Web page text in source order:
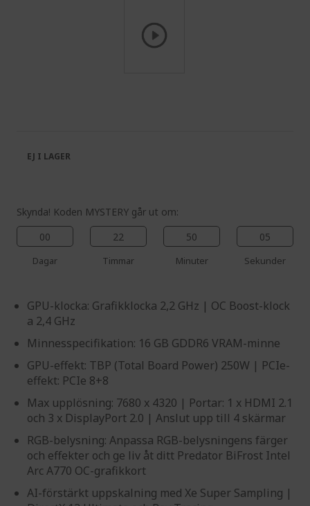
the
images
Skynda! Koden MYSTERY går ut om:
00
Dagar
22
Timmar
50
Minuter
05
Sekunder
GPU-klocka: Grafikklocka 2,2 GHz | OC Boost-klock
a 2,4 GHz
Minnesspecifikation: 16 GB GDDR6 VRAM-minne
GPU-effekt: TBP (Total Board Power) 250W | PCIe-
effekt: PCIe 8+8
Max upplösning: 7680 x 4320 | Portar: 1 x HDMI 2.1
och 3 x DisplayPort 2.0 | Anslut upp till 4 skärmar
RGB-belysning: Anpassa RGB-belysningens färger
och effekter och ge liv åt ditt Predator BiFrost Intel
Arc A770 OC-grafikkort
AI-förstärkt uppskalning med Xe Super Sampling |
EJ I LAGER